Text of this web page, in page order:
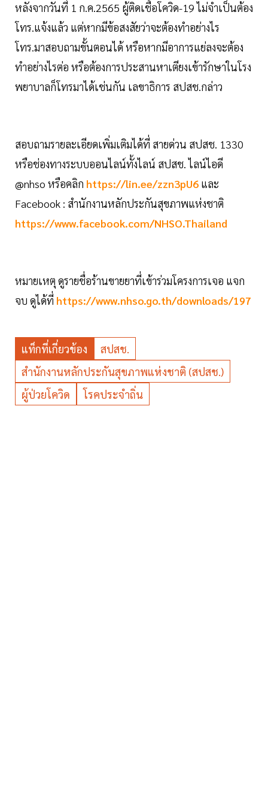
หลังจากวันที่ 1 ก.ค.2565 ผู้ติดเชื้อโควิด-19 ไม่จำเป็นต้อง
โทร.แจ้งแล้ว แต่หากมีข้อสงสัยว่าจะต้องทำอย่างไร
โทร.มาสอบถามขั้นตอนได้ หรือหากมีอาการแย่ลงจะต้อง
ทำอย่างไรต่อ หรือต้องการประสานหาเตียงเข้ารักษาในโรง
พยาบาลก็โทรมาได้เช่นกัน เลขาธิการ สปสช.กล่าว
สอบถามรายละเอียดเพิ่มเติมได้ที่ สายด่วน สปสช. 1330
หรือช่องทางระบบออนไลน์ทั้งไลน์ สปสช. ไลน์ไอดี
@nhso หรือคลิก https://lin.ee/zzn3pU6 และ
Facebook : สำนักงานหลักประกันสุขภาพแห่งชาติ
https://www.facebook.com/NHSO.Thailand
หมายเหตุ ดูรายชื่อร้านขายยาที่เข้าร่วมโครงการเจอ แจก
จบ ดูได้ที่ https://www.nhso.go.th/downloads/197
แท็กที่เกี่ยวข้อง
สปสช.
สำนักงานหลักประกันสุขภาพแห่งชาติ (สปสช.)
ผู้ป่วยโควิด
โรคประจำถิ่น